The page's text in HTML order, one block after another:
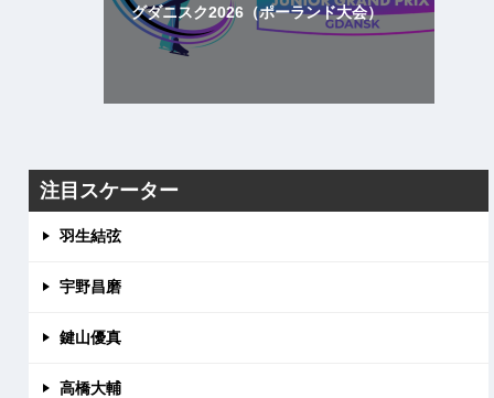
グダニスク2026（ポーランド大会）
注目スケーター
羽生結弦
宇野昌磨
鍵山優真
高橋大輔